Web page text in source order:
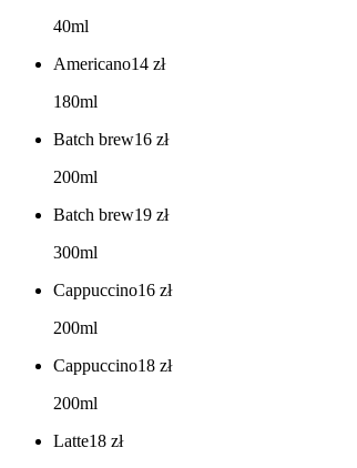
40ml
Americano14 zł
180ml
Batch brew16 zł
200ml
Batch brew19 zł
300ml
Cappuccino16 zł
200ml
Cappuccino18 zł
200ml
Latte18 zł